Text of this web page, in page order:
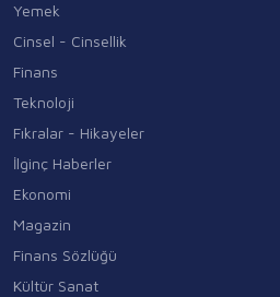
Yemek
Cinsel - Cinsellik
Finans
Teknoloji
Fıkralar - Hikayeler
İlginç Haberler
Ekonomi
Magazin
Finans Sözlüğü
Kültür Sanat